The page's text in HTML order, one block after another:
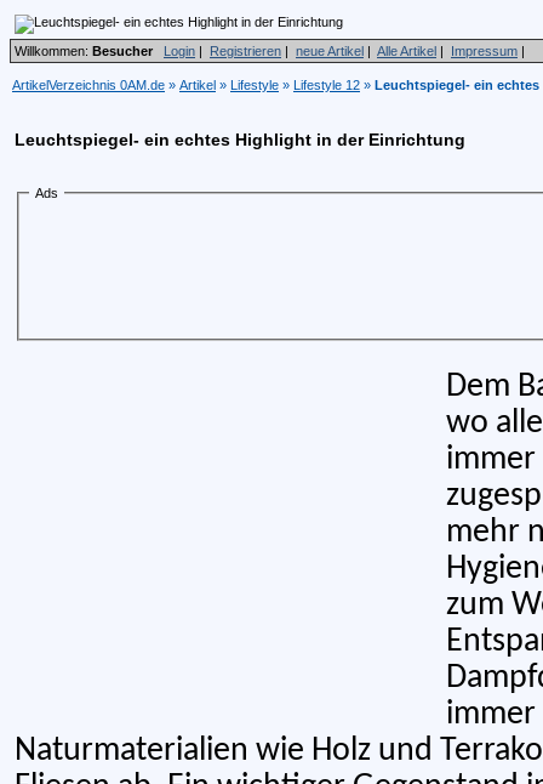
Willkommen: Besucher Login | Registrieren | neue Artikel | Alle Artikel | Impressum |
ArtikelVerzeichnis 0AM.de » Artikel » Lifestyle » Lifestyle 12 » Leuchtspiegel- ein
Leuchtspiegel- ein echtes Highlight in der Einrichtung
Ads
Dem
wo
immer
mehr
zum
immer
Naturmaterialien wie Holz und